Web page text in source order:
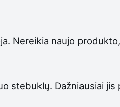
Nereikia naujo
stebuklų. Dažniausiai jis